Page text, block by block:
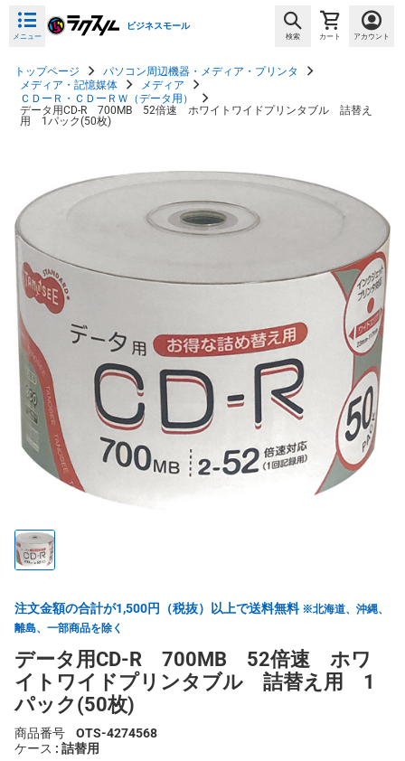
メニュー
ビジネスモール
検索 カート アカウント
トップページ
パソコン周辺機器・メディア・プリンタ
メディア・記憶媒体
メディア
ＣＤーＲ・ＣＤーＲＷ（データ用）
データ用CD-R 700MB 52倍速 ホワイトワイドプリンタブル 詰替え
用 1パック(50枚)
注文金額の合計が1,500円（税抜）以上で送料無料 ※北海道、沖縄、
離島、一部商品を除く
データ用CD-R 700MB 52倍速 ホワ
イトワイドプリンタブル 詰替え用 1
パック(50枚)
商品番号
OTS-4274568
ケース : 詰替用